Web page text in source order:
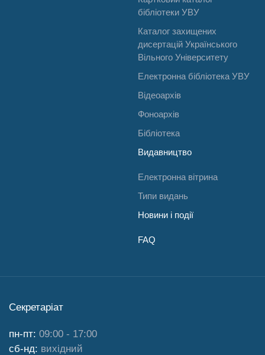
бібліотеки УВУ
Каталог захищених
дисертацій Українського
Вільного Університету
Електронна бібліотека УВУ
Відеоархів
Фоноархів
Бібліотека
Видавництво
Електронна вітрина
Типи видань
Новини і події
FAQ
Секретаріат
пн-пт: 09:00 - 17:00
сб-нд: вихідний